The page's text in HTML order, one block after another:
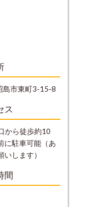
島市東町3-15-8
ス
から徒歩約10
駐車可能（あ
します）
間